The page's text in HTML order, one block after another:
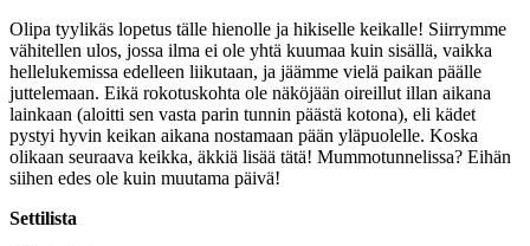
Olipa tyylikäs lopetus tälle hienolle ja hikiselle keikalle! Siirrymme
vähitellen ulos, jossa ilma ei ole yhtä kuumaa kuin sisällä, vaikka
hellelukemissa edelleen liikutaan, ja jäämme vielä paikan päälle
juttelemaan. Eikä rokotuskohta ole näköjään oireillut illan aikana
lainkaan (aloitti sen vasta parin tunnin päästä kotona), eli kädet
pystyi hyvin keikan aikana nostamaan pään yläpuolelle. Koska
olikaan seuraava keikka, äkkiä lisää tätä! Mummotunnelissa? Eihän
siihen edes ole kuin muutama päivä!
Settilista